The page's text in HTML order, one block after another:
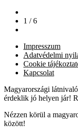
1 / 6
Impresszum
Adatvédelmi
Cookie
Kapcsolat
Magyarországi
érdeklik jó helyen jár!
Nézzen körül a
között!